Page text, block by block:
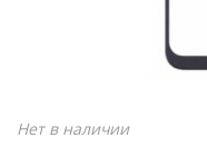
Нет в наличии